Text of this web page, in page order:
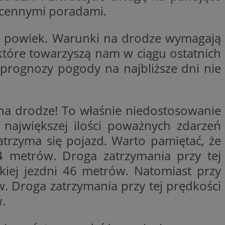
poradami.
Warunki na drodze wymagają
towarzyszą nam w ciągu ostatnich
pogody na najbliższe dni nie
drodze! To właśnie niedostosowanie
ilości poważnych zdarzeń
się pojazd. Warto pamiętać, że
Droga zatrzymania przy tej
jezdni 46 metrów. Natomiast przy
Droga zatrzymania przy tej prędkości
preferencji,
z regulacjami
gościa na
celów
usługę Cookie-
na pliki cookie.
do
Analytics - co
usługi
Jest on
i służy do
aby pomóc
widzisz w naszych
konkretnej
/
jest używany
identyfikacji
do strony
aby śledzić
użytkowników i
w
korzystania z